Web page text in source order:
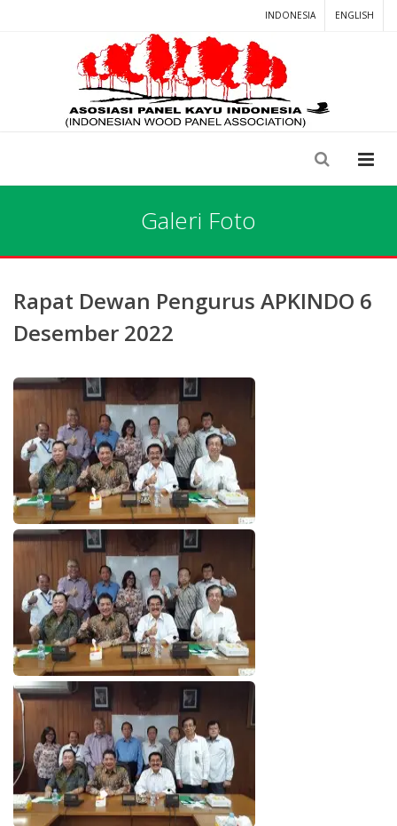
INDONESIA ENGLISH
Galeri Foto
Rapat Dewan Pengurus APKINDO 6
Desember 2022